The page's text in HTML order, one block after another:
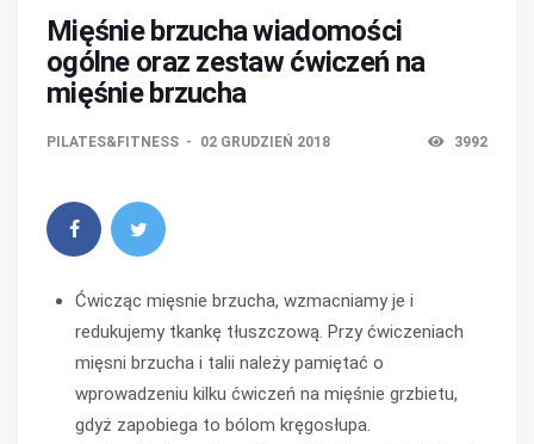
Mięśnie brzucha wiadomości
ogólne oraz zestaw ćwiczeń na
mięśnie brzucha
PILATES&FITNESS 02 GRUDZIEŃ 2018 3992
Ćwicząc mięsnie brzucha, wzmacniamy je i
redukujemy tkankę tłuszczową. Przy ćwiczeniach
mięsni brzucha i talii należy pamiętać o
wprowadzeniu kilku ćwiczeń na mięśnie grzbietu,
gdyż zapobiega to bólom kręgosłupa.